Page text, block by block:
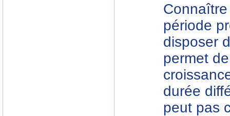
période
disposer
permet
durée
peut pas